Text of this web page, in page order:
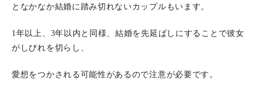
となかなか結婚に踏み切れないカップルもいます。
1年以上、3年以内と同様、結婚を先延ばしにすることで彼女
がしびれを切らし、
愛想をつかされる可能性があるので注意が必要です。